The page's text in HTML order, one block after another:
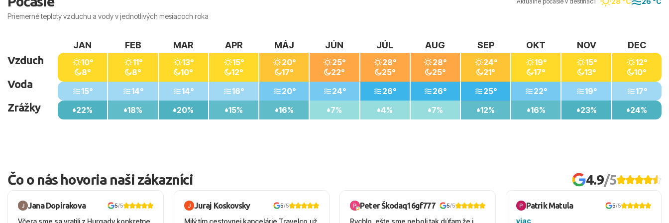
Priemerné teploty vzduchu a vody v jednotlivých mesiacoch roka
Vzduch
Voda
Zrážky
JAN
10°
8°
15°
22%
FEB
11°
8°
14°
18%
MAR
13°
10°
14°
20%
APR
15°
12°
16°
15%
MÁJ
20°
17°
20°
16%
JÚN
25°
22°
24°
7%
JÚL
28°
25°
26°
4%
AUG
28°
25°
26°
7%
SEP
24°
21°
25°
12%
OKT
19°
17°
22°
16%
NOV
15°
13°
19°
23%
DEC
12°
10°
17°
24%
Čo o nás hovoria naši zákazníci 4.9/5
Jana Dopirakova 5/5
Včera sme sa vratili z Hurgady konkretne
Juraj Koskovsky 5/5
Milý tím cestovnej kancelárie Travelco,už
Peter Škodaq16gf777 5/5
Rychlo ,ešte sme neboli tak dúfam že i
Patrik Matula 5/5
viac